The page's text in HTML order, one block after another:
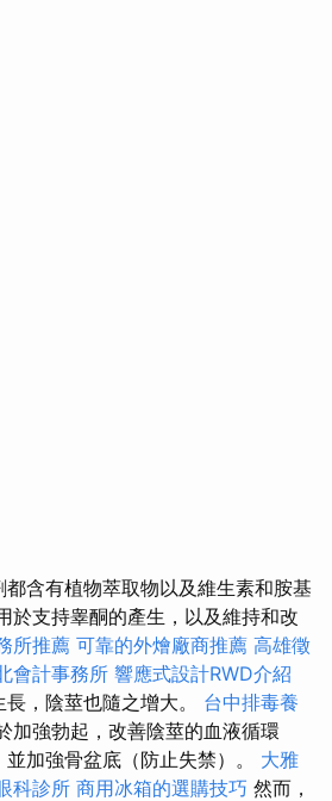
含有植物萃取物以及維生素和胺基
於支持睾酮的產生，以及維持和改
所推薦 可靠的外燴廠商推薦 高雄徵
會計事務所 響應式設計RWD介紹
，陰莖也隨之增大。 台中排毒養
加強勃起，改善陰莖的血液循環
並加強骨盆底（防止失禁）。 大雅
科診所 商用冰箱的選購技巧 然而，